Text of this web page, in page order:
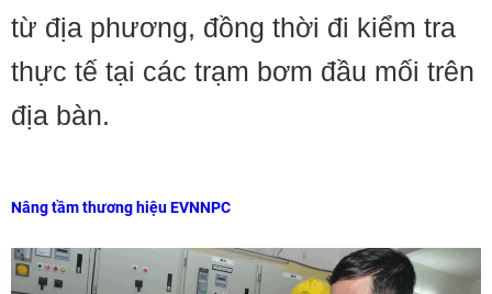
từ địa phương, đồng thời đi kiểm tra
thực tế tại các trạm bơm đầu mối trên
địa bàn.
Nâng tầm thương hiệu EVNNPC